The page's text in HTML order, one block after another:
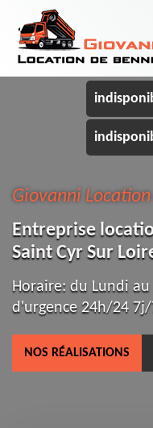
Giovanni
Entreprise
Saint Cyr Sur
Horaire: du Lundi
d'urgence 24h/24
NOS RÉALISATIONS